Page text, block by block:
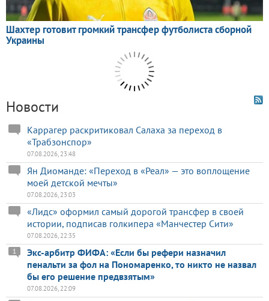
Новости
Каррагер раскритиковал Салаха за переход в
«Трабзонспор»
07.08.2026, 23:48
Ян Диоманде: «Переход в «Реал» — это воплощение
моей детской мечты»
07.08.2026, 23:03
«Лидс» оформил самый дорогой трансфер в своей
истории, подписав голкипера «Манчестер Сити»
07.08.2026, 22:35
Экс-арбитр ФИФА: «Если бы рефери назначил
пенальти за фол на Пономаренко, то никто не назвал
бы его решение предвзятым»
1
07.08.2026, 22:09